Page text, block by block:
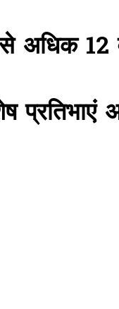
से अधिक
प्रतिभाएं